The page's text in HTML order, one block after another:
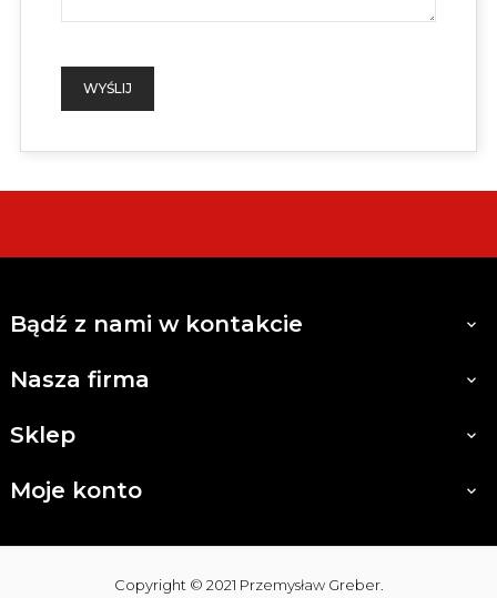
Bądź z nami w kontakcie 
Nasza firma 
Sklep 
Moje konto 
Copyright © 2021 Przemysław Greber.